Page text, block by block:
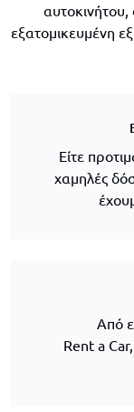
εξατομικευμένη
Είτε
χαμηλές
Από
Rent a